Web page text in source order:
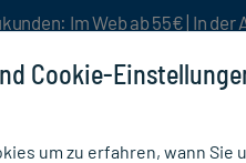
Im Web ab 55€ | In
Cookie-
um zu erfahren, wann